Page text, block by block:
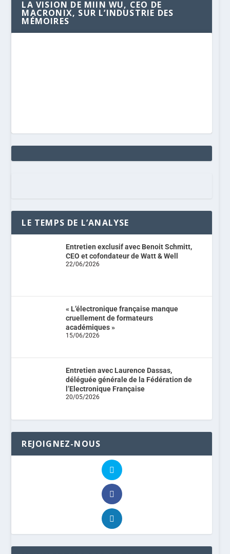
LA VISION DE MIIN WU, CEO DE
MACRONIX, SUR L’INDUSTRIE DES
MÉMOIRES
LE TEMPS DE L’ANALYSE
Entretien exclusif avec Benoit Schmitt,
CEO et cofondateur de Watt & Well
22/06/2026
« L’électronique française manque
cruellement de formateurs
académiques »
15/06/2026
Entretien avec Laurence Dassas,
déléguée générale de la Fédération de
l’Electronique Française
20/05/2026
REJOIGNEZ-NOUS